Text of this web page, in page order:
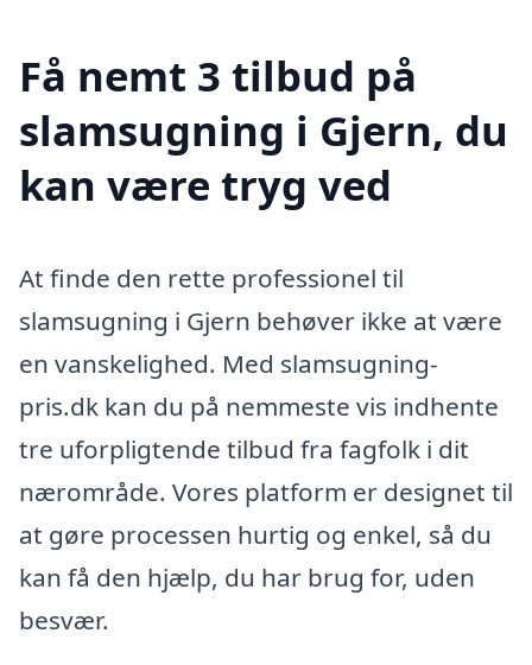
Få nemt 3 tilbud på
slamsugning i Gjern, du
kan være tryg ved
At finde den rette professionel til
slamsugning i Gjern behøver ikke at være
en vanskelighed. Med slamsugning-
pris.dk kan du på nemmeste vis indhente
tre uforpligtende tilbud fra fagfolk i dit
nærområde. Vores platform er designet til
at gøre processen hurtig og enkel, så du
kan få den hjælp, du har brug for, uden
besvær.